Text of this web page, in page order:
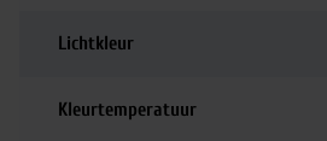
Lichtkleur
Kleurtemperatuur